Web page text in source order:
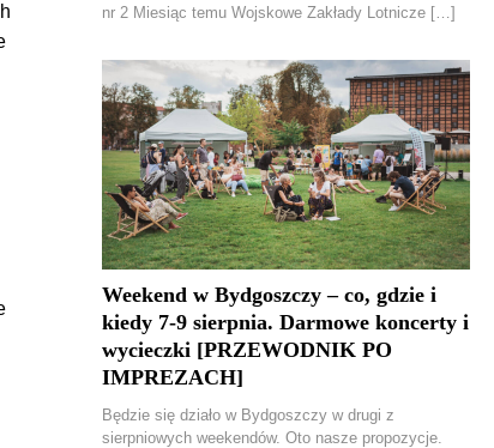
nr 2 Miesiąc temu Wojskowe Zakłady Lotnicze […]
Weekend w Bydgoszczy – co, gdzie i
kiedy 7-9 sierpnia. Darmowe koncerty i
wycieczki [PRZEWODNIK PO
IMPREZACH]
Będzie się działo w Bydgoszczy w drugi z
sierpniowych weekendów. Oto nasze propozycje.